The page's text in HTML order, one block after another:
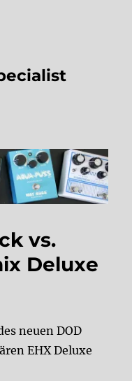
vs.
Deluxe
neuen DOD
EHX Deluxe